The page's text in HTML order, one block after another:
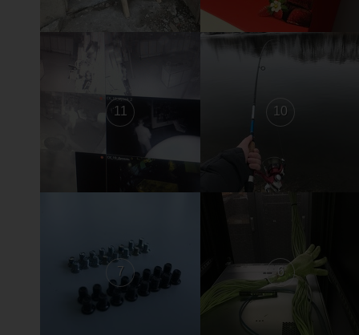
11 10
7 6